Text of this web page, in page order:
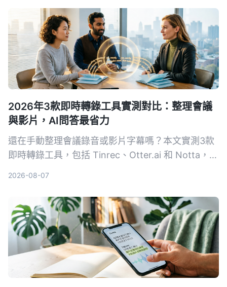
2026年3款即時轉錄工具實測對比：整理會議
與影片，AI問答最省力
還在手動整理會議錄音或影片字幕嗎？本文實測3款
即時轉錄工具，包括 Tinrec、Otter.ai 和 Notta，從
2026-08-07